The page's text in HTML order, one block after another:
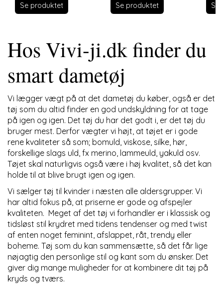
Se produktet Se produktet Se
Hos Vivi-ji.dk finder du
smart dametøj
Vi lægger vægt på at det dametøj du køber, også er det
tøj som du altid finder en god undskyldning for at tage
på igen og igen. Det tøj du har det godt i, er det tøj du
bruger mest. Derfor vægter vi højt, at tøjet er i gode
rene kvaliteter så som; bomuld, viskose, silke, hør,
forskellige slags uld, fx merino, lammeuld, yakuld osv.
Tøjet skal naturligvis også være i høj kvalitet, så det kan
holde til at blive brugt igen og igen.
Vi sælger tøj til kvinder i næsten alle aldersgrupper. Vi
har altid fokus på, at priserne er gode og afspejler
kvaliteten. Meget af det tøj vi forhandler er i klassisk og
tidsløst stil krydret med tidens tendenser og med twist
af enten noget feminint, afslappet, råt, trendy eller
boheme. Tøj som du kan sammensætte, så det får lige
nøjagtig den personlige stil og kant som du ønsker. Det
giver dig mange muligheder for at kombinere dit tøj på
kryds og tværs.